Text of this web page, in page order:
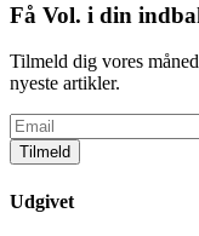
Få Vol. i din
Tilmeld dig vores
nyeste artikler.
Tilmeld
Udgivet